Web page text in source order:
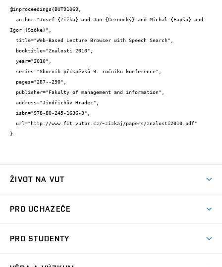
@inproceedings{BUT91069,
Igor {Szőke}",
}
ŽIVOT NA VUT
Koleje
PRO UCHAZEČE
Dny otevřených dveří
PRO STUDENTY